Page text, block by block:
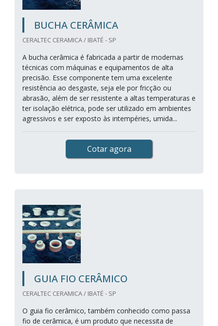
BUCHA CERÂMICA
CERALTEC CERAMICA / IBATÉ - SP
A bucha cerâmica é fabricada a partir de modernas
técnicas com máquinas e equipamentos de alta
precisão. Esse componente tem uma excelente
resistência ao desgaste, seja ele por fricção ou
abrasão, além de ser resistente a altas temperaturas e
ter isolação elétrica, pode ser utilizado em ambientes
agressivos e ser exposto às intempéries, umida...
Cotar agora
GUIA FIO CERÂMICO
CERALTEC CERAMICA / IBATÉ - SP
O guia fio cerâmico, também conhecido como passa
fio de cerâmica, é um produto que necessita de